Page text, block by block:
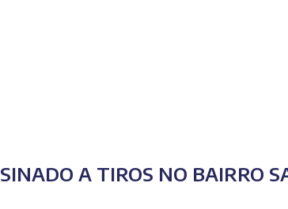
A TIROS NO BAIRRO